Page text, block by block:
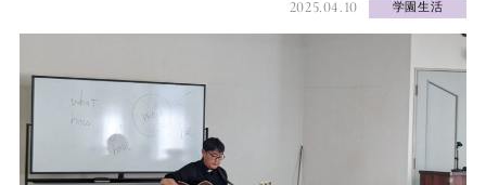
2025.04.10 学園生活